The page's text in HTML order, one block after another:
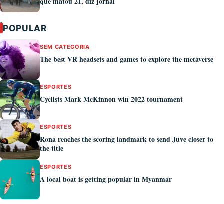
POPULAR
SEM CATEGORIA
The best VR headsets and games to explore the metaverse
ESPORTES
Cyclists Mark McKinnon win 2022 tournament
ESPORTES
Rona reaches the scoring landmark to send Juve closer to
the title
ESPORTES
A local boat is getting popular in Myanmar